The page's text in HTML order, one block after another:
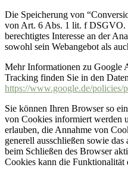
Die Speicherung von
von Art. 6 Abs. 1 lit. f DSGVO.
berechtigtes Interesse an der
sowohl sein Webangebot als
Mehr Informationen zu Google
Tracking finden Sie in den
https://www.google.de/policies/
Sie können Ihren Browser so
von Cookies informiert werden
erlauben, die Annahme von
generell ausschließen sowie
beim Schließen des Browser
Cookies kann die Funktionalität